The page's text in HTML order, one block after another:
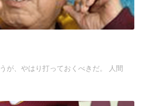
が、やはり打っておくべきだ。 人間